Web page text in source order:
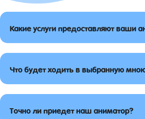
Какие услуги предоставляют ваши
Что будет ходить в выбранную
Точно ли приедет наш аниматор?